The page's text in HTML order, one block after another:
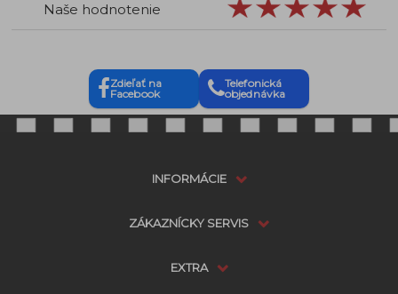
Naše hodnotenie
Zdieľať na
Facebook
Telefonická
objednávka
INFORMÁCIE
ZÁKAZNÍCKY SERVIS
EXTRA